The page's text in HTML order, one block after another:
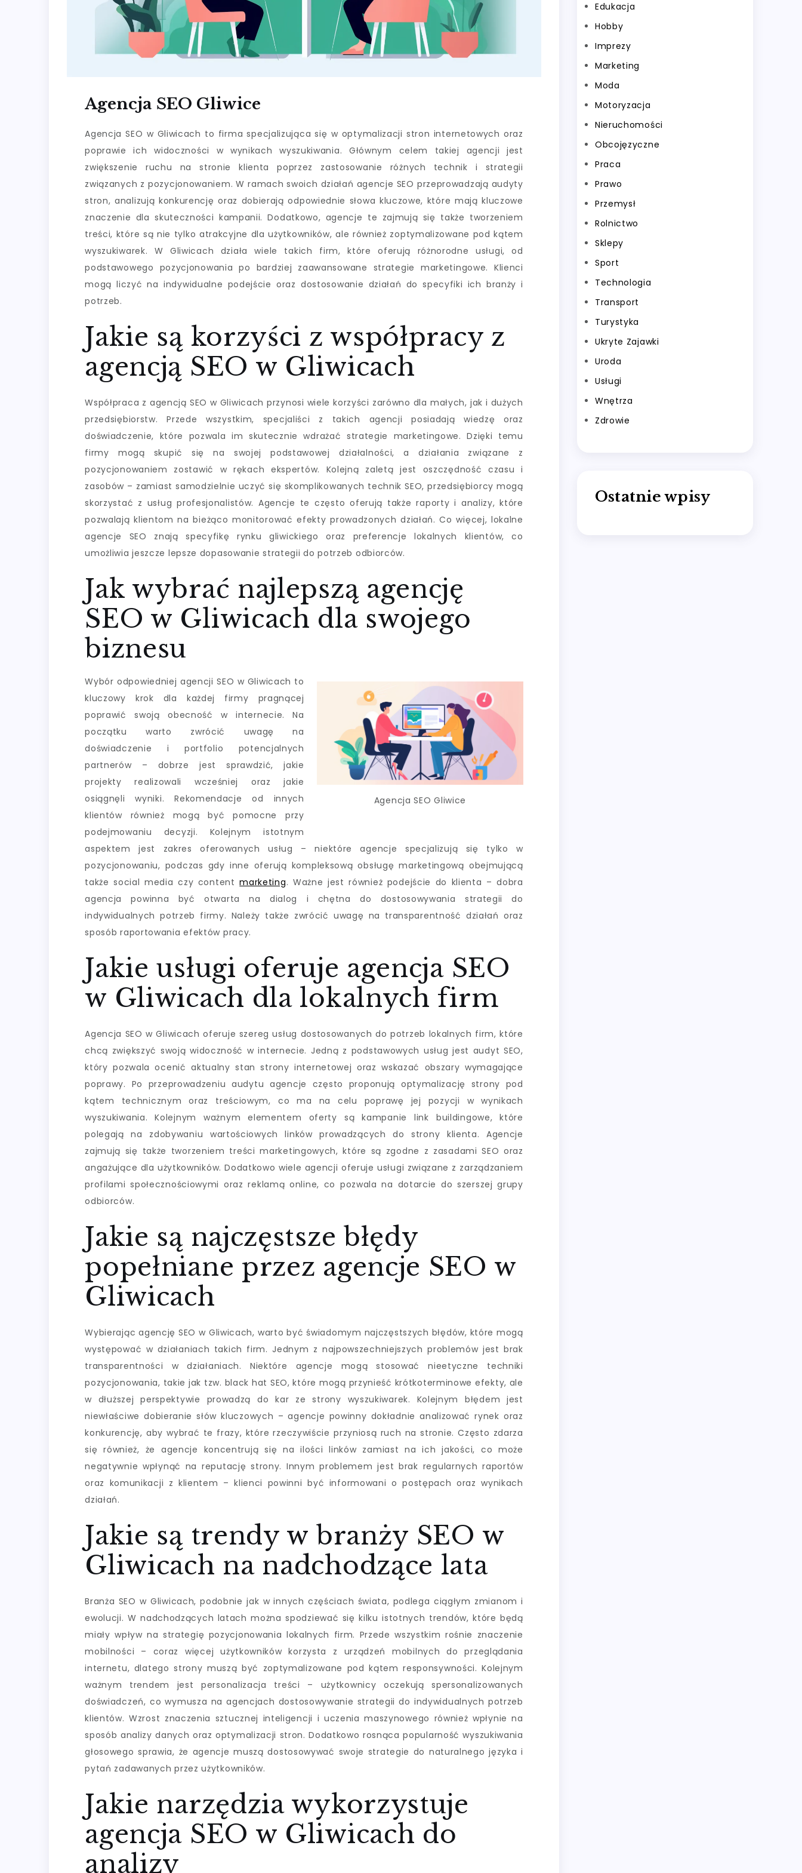
Agencja SEO Gliwice
Agencja SEO w Gliwicach to firma specjalizująca się w optymalizacji stron internetowych oraz
poprawie ich widoczności w wynikach wyszukiwania. Głównym celem takiej agencji jest
zwiększenie ruchu na stronie klienta poprzez zastosowanie różnych technik i strategii
związanych z pozycjonowaniem. W ramach swoich działań agencje SEO przeprowadzają audyty
stron, analizują konkurencję oraz dobierają odpowiednie słowa kluczowe, które mają kluczowe
znaczenie dla skuteczności kampanii. Dodatkowo, agencje te zajmują się także tworzeniem
treści, które są nie tylko atrakcyjne dla użytkowników, ale również zoptymalizowane pod kątem
wyszukiwarek. W Gliwicach działa wiele takich firm, które oferują różnorodne usługi, od
podstawowego pozycjonowania po bardziej zaawansowane strategie marketingowe. Klienci
mogą liczyć na indywidualne podejście oraz dostosowanie działań do specyfiki ich branży i
potrzeb.
Jakie są korzyści z współpracy z
agencją SEO w Gliwicach
Współpraca z agencją SEO w Gliwicach przynosi wiele korzyści zarówno dla małych, jak i dużych
przedsiębiorstw. Przede wszystkim, specjaliści z takich agencji posiadają wiedzę oraz
doświadczenie, które pozwala im skutecznie wdrażać strategie marketingowe. Dzięki temu
firmy mogą skupić się na swojej podstawowej działalności, a działania związane z
pozycjonowaniem zostawić w rękach ekspertów. Kolejną zaletą jest oszczędność czasu i
zasobów – zamiast samodzielnie uczyć się skomplikowanych technik SEO, przedsiębiorcy mogą
skorzystać z usług profesjonalistów. Agencje te często oferują także raporty i analizy, które
pozwalają klientom na bieżąco monitorować efekty prowadzonych działań. Co więcej, lokalne
agencje SEO znają specyfikę rynku gliwickiego oraz preferencje lokalnych klientów, co
umożliwia jeszcze lepsze dopasowanie strategii do potrzeb odbiorców.
Jak wybrać najlepszą agencję
SEO w Gliwicach dla swojego
biznesu
Agencja SEO Gliwice
Wybór odpowiedniej agencji SEO w Gliwicach to
kluczowy krok dla każdej firmy pragnącej
poprawić swoją obecność w internecie. Na
początku warto zwrócić uwagę na
doświadczenie i portfolio potencjalnych
partnerów – dobrze jest sprawdzić, jakie
projekty realizowali wcześniej oraz jakie
osiągnęli wyniki. Rekomendacje od innych
klientów również mogą być pomocne przy
podejmowaniu decyzji. Kolejnym istotnym
aspektem jest zakres oferowanych usług – niektóre agencje specjalizują się tylko w
pozycjonowaniu, podczas gdy inne oferują kompleksową obsługę marketingową obejmującą
także social media czy contentmarketing. Ważne jest również podejście do klienta – dobra
agencja powinna być otwarta na dialog i chętna do dostosowywania strategii do
indywidualnych potrzeb firmy. Należy także zwrócić uwagę na transparentność działań oraz
sposób raportowania efektów pracy.
Jakie usługi oferuje agencja SEO
w Gliwicach dla lokalnych firm
Agencja SEO w Gliwicach oferuje szereg usług dostosowanych do potrzeb lokalnych firm, które
chcą zwiększyć swoją widoczność w internecie. Jedną z podstawowych usług jest audyt SEO,
który pozwala ocenić aktualny stan strony internetowej oraz wskazać obszary wymagające
poprawy. Po przeprowadzeniu audytu agencje często proponują optymalizację strony pod
kątem technicznym oraz treściowym, co ma na celu poprawę jej pozycji w wynikach
wyszukiwania. Kolejnym ważnym elementem oferty są kampanie link buildingowe, które
polegają na zdobywaniu wartościowych linków prowadzących do strony klienta. Agencje
zajmują się także tworzeniem treści marketingowych, które są zgodne z zasadami SEO oraz
angażujące dla użytkowników. Dodatkowo wiele agencji oferuje usługi związane z zarządzaniem
profilami społecznościowymi oraz reklamą online, co pozwala na dotarcie do szerszej grupy
odbiorców.
Jakie są najczęstsze błędy
popełniane przez agencje SEO w
Gliwicach
Wybierając agencję SEO w Gliwicach, warto być świadomym najczęstszych błędów, które mogą
występować w działaniach takich firm. Jednym z najpowszechniejszych problemów jest brak
transparentności w działaniach. Niektóre agencje mogą stosować nieetyczne techniki
pozycjonowania, takie jak tzw. black hat SEO, które mogą przynieść krótkoterminowe efekty, ale
w dłuższej perspektywie prowadzą do kar ze strony wyszukiwarek. Kolejnym błędem jest
niewłaściwe dobieranie słów kluczowych – agencje powinny dokładnie analizować rynek oraz
konkurencję, aby wybrać te frazy, które rzeczywiście przyniosą ruch na stronie. Często zdarza
się również, że agencje koncentrują się na ilości linków zamiast na ich jakości, co może
negatywnie wpłynąć na reputację strony. Innym problemem jest brak regularnych raportów
oraz komunikacji z klientem – klienci powinni być informowani o postępach oraz wynikach
działań.
Jakie są trendy w branży SEO w
Gliwicach na nadchodzące lata
Branża SEO w Gliwicach, podobnie jak w innych częściach świata, podlega ciągłym zmianom i
ewolucji. W nadchodzących latach można spodziewać się kilku istotnych trendów, które będą
miały wpływ na strategię pozycjonowania lokalnych firm. Przede wszystkim rośnie znaczenie
mobilności – coraz więcej użytkowników korzysta z urządzeń mobilnych do przeglądania
internetu, dlatego strony muszą być zoptymalizowane pod kątem responsywności. Kolejnym
ważnym trendem jest personalizacja treści – użytkownicy oczekują spersonalizowanych
doświadczeń, co wymusza na agencjach dostosowywanie strategii do indywidualnych potrzeb
klientów. Wzrost znaczenia sztucznej inteligencji i uczenia maszynowego również wpłynie na
sposób analizy danych oraz optymalizacji stron. Dodatkowo rosnąca popularność wyszukiwania
głosowego sprawia, że agencje muszą dostosowywać swoje strategie do naturalnego języka i
pytań zadawanych przez użytkowników.
Jakie narzędzia wykorzystuje
agencja SEO w Gliwicach do
analizy
Edukacja
Hobby
Imprezy
Marketing
Moda
Motoryzacja
Nieruchomości
Obcojęzyczne
Praca
Prawo
Przemysł
Rolnictwo
Sklepy
Sport
Technologia
Transport
Turystyka
Ukryte Zajawki
Uroda
Usługi
Wnętrza
Zdrowie
Ostatnie wpisy